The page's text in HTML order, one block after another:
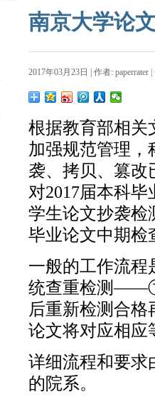
南京大学论
2017年03月23日 | 作者: paperrater
根据教育部相关
加强规范管理，
袭、拷贝、篡改
对2017届本科
学生论文抄袭检
毕业论文中期检
一般的工作流
统查重检测
后重新检测合
论文将对应相应
详细流程和要求
的院系。